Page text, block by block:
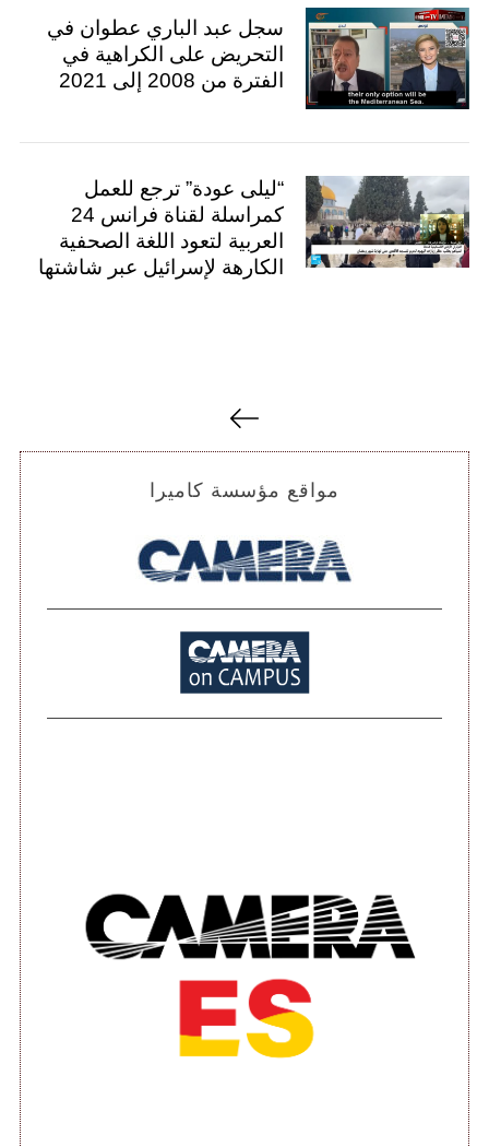
سجل عبد الباري عطوان في
التحريض على الكراهية في
الفترة من 2008 إلى 2021
“ليلى عودة” ترجع للعمل
كمراسلة لقناة فرانس 24
العربية لتعود اللغة الصحفية
الكارهة لإسرائيل عبر شاشتها
فّ
ح
ا
ل
م
ق
ا
ل
ا
ت
مواقع مؤسسة كاميرا
e
a
r
c
h
r
: